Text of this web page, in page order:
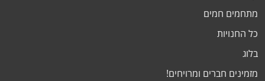
מתחמים חמים
כל החנויות
בלוג
מזמינים חברים ומרויחים!